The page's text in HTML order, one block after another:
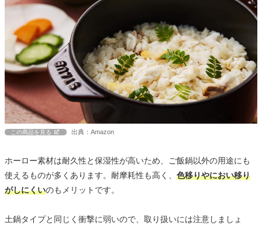
この商品を見る 出典：Amazon
ホーロー素材は耐久性と保湿性が高いため、ご飯鍋以外の用途にも
使えるものが多くあります。耐摩耗性も高く、 色移りやにおい移り
がしにくいのもメリットです。
土鍋タイプと同じく衝撃に弱いので、取り扱いには注意しましょ